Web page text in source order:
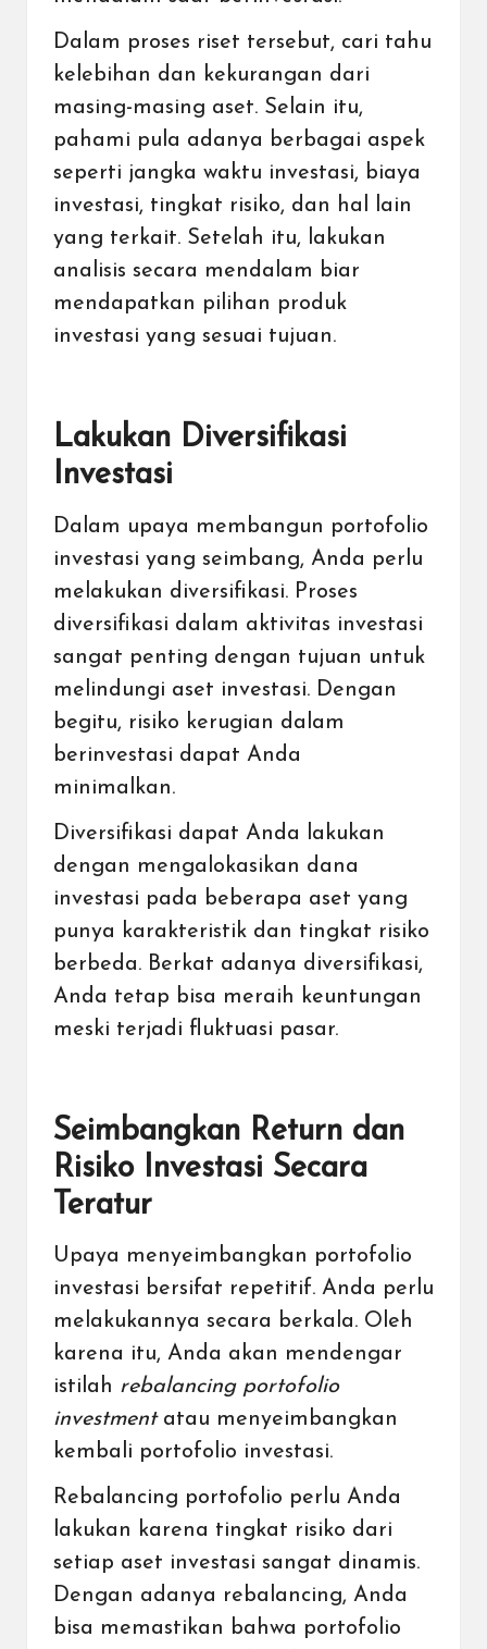
Dalam proses riset tersebut, cari tahu
kelebihan dan kekurangan dari
masing-masing aset. Selain itu,
pahami pula adanya berbagai aspek
seperti jangka waktu investasi, biaya
investasi, tingkat risiko, dan hal lain
yang terkait. Setelah itu, lakukan
analisis secara mendalam biar
mendapatkan pilihan produk
investasi yang sesuai tujuan.
Lakukan Diversifikasi
Investasi
Dalam upaya membangun portofolio
investasi yang seimbang, Anda perlu
melakukan diversifikasi. Proses
diversifikasi dalam aktivitas investasi
sangat penting dengan tujuan untuk
melindungi aset investasi. Dengan
begitu, risiko kerugian dalam
berinvestasi dapat Anda
minimalkan.
Diversifikasi dapat Anda lakukan
dengan mengalokasikan dana
investasi pada beberapa aset yang
punya karakteristik dan tingkat risiko
berbeda. Berkat adanya diversifikasi,
Anda tetap bisa meraih keuntungan
meski terjadi fluktuasi pasar.
Seimbangkan Return dan
Risiko Investasi Secara
Teratur
Upaya menyeimbangkan portofolio
investasi bersifat repetitif. Anda perlu
melakukannya secara berkala. Oleh
karena itu, Anda akan mendengar
istilah rebalancing portofolio
investmentatau menyeimbangkan
kembali portofolio investasi.
Rebalancing portofolio perlu Anda
lakukan karena tingkat risiko dari
setiap aset investasi sangat dinamis.
Dengan adanya rebalancing, Anda
bisa memastikan bahwa portofolio